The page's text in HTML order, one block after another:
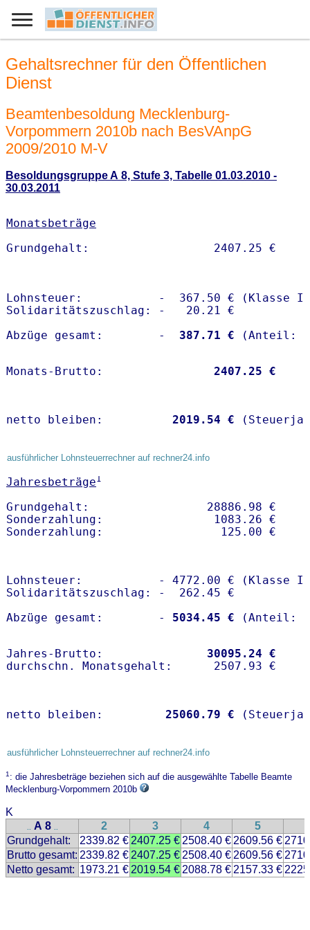
Gehaltsrechner für den Öffentlichen
Dienst
Beamtenbesoldung Mecklenburg-
Vorpommern 2010b nach BesVAnpG
2009/2010 M-V
Besoldungsgruppe A 8, Stufe 3, Tabelle 01.03.2010 -
30.03.2011
Monatsbeträge
Lohnsteuer:           -  367.50 € (Klasse I)
Solidaritätszuschlag: -   20.21 €
Abzüge gesamt:        -
  387.71 €
Monats-Brutto: 2407.25 €
netto bleiben: 2019.54 €
ausführlicher Lohnsteuerrechner auf rechner24.info
Jahresbeträge1
Grundgehalt:                 28886.98 €
Sonderzahlung:                1083.26 €
Lohnsteuer:           - 4772.00 € (Klasse I)
Solidaritätszuschlag: -  262.45 €
Abzüge gesamt:        -
5034.45 €
Jahres-Brutto: 30095.24 €
netto bleiben: 25060.79 €
ausführlicher Lohnsteuerrechner auf rechner24.info
1: die Jahresbeträge beziehen sich auf die ausgewählte Tabelle Beamte
Mecklenburg-Vorpommern 2010b
K
.. A 8 .. 2 3 4 5
Grundgehalt:
2339.82 € 2407.25 € 2508.40 € 2609.56 €
Brutto gesamt: 2339.82 € 2407.25 € 2508.40 € 2609.56 €
Netto gesamt: 1973.21 € 2019.54 € 2088.78 € 2157.33 €